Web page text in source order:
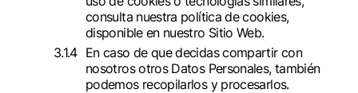
consulta nuestra política de cookies,
disponible en nuestro Sitio Web.
En caso de que decidas compartir con
nosotros otros Datos Personales, también
podemos recopilarlos y procesarlos.